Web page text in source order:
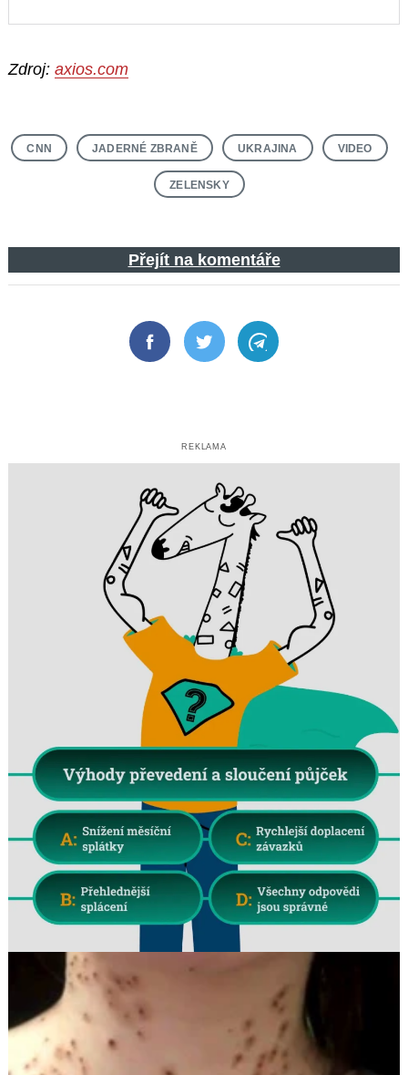
Zdroj: axios.com
CNN JADERNÉ ZBRANĚ UKRAJINA VIDEO
ZELENSKY
Přejít na komentáře
FacebookTwitter Telegram
REKLAMA